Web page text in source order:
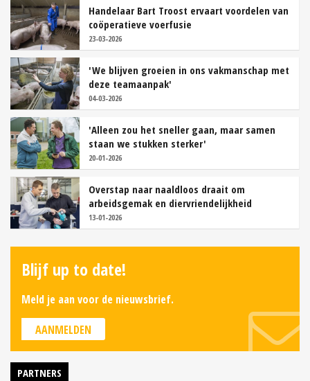
Handelaar Bart Troost ervaart voordelen van
coöperatieve voerfusie
23-03-2026
'We blijven groeien in ons vakmanschap met
deze teamaanpak'
04-03-2026
'Alleen zou het sneller gaan, maar samen
staan we stukken sterker'
20-01-2026
Overstap naar naaldloos draait om
arbeidsgemak en diervriendelijkheid
13-01-2026
Blijf up to date!
Meld je aan voor de nieuwsbrief.
AANMELDEN
PARTNERS